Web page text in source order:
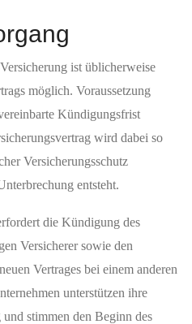
ist üblicherweise
möglich. Voraussetzung
Kündigungsfrist
wird dabei so
Versicherungsschutz
entsteht.
die Kündigung des
Versicherer sowie den
Vertrages bei einem anderen
unterstützen ihre
stimmen den Beginn des